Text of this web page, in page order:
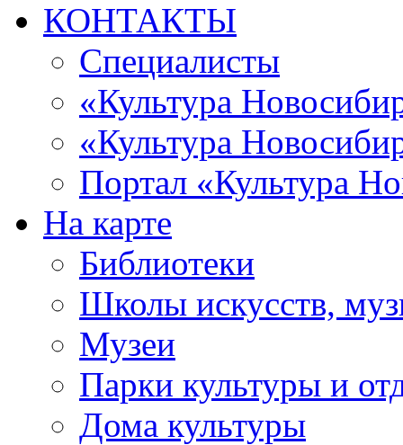
КОНТАКТЫ
Специалисты
«Культура
«Культура
Портал «Культура
На карте
Библиотеки
Школы искусств,
Музеи
Парки культуры и
Дома культуры